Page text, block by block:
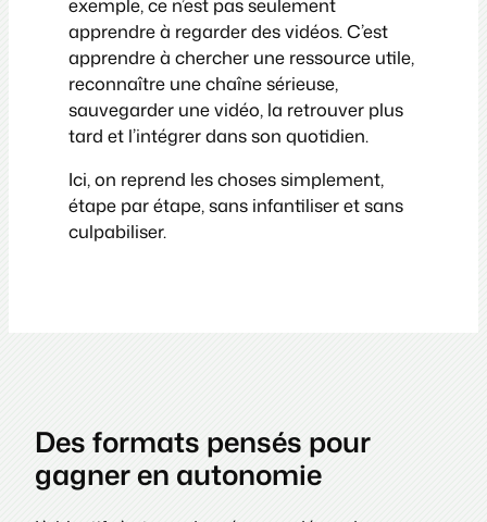
exemple, ce n’est pas seulement
apprendre à regarder des vidéos. C’est
apprendre à chercher une ressource utile,
reconnaître une chaîne sérieuse,
sauvegarder une vidéo, la retrouver plus
tard et l’intégrer dans son quotidien.
Ici, on reprend les choses simplement,
étape par étape, sans infantiliser et sans
culpabiliser.
Des formats pensés pour
gagner en autonomie